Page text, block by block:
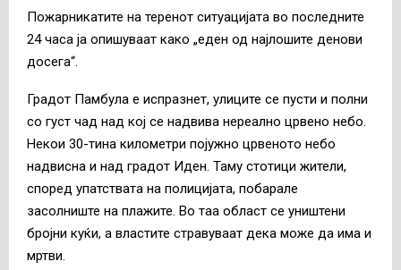
Пожарникатите на теренот ситуацијата во последните
24 часа ја опишуваат како „еден од најлошите денови
досега“.
Градот Памбула е испразнет, улиците се пусти и полни
со густ чад над кој се надвива нереално црвено небо.
Некои 30-тина километри појужно црвеното небо
надвисна и над градот Иден. Таму стотици жители,
според упатствата на полицијата, побарале
засолниште на плажите. Во таа област се уништени
бројни куќи, а властите стравуваат дека може да има и
мртви.